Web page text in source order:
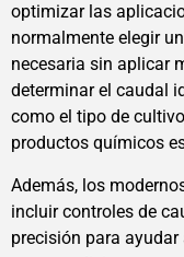
optimizar las
normalmente elegir
necesaria sin aplicar
determinar el caudal
como el tipo de
productos químicos
Además, los
incluir controles de
precisión para